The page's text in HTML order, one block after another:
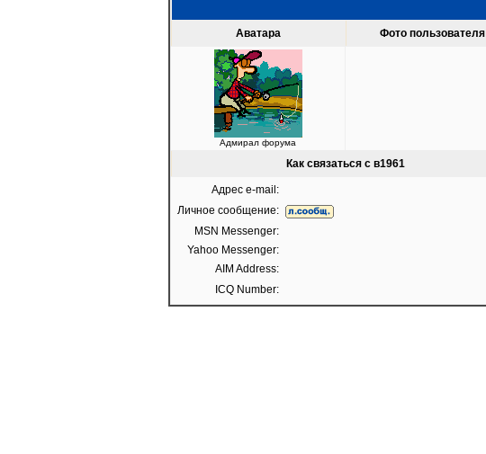
Аватара Фото пользователя
Адмирал форума
Как связаться с в1961
Адрес e-mail:
Личное сообщение:
MSN Messenger:
Yahoo Messenger:
AIM Address:
ICQ Number: